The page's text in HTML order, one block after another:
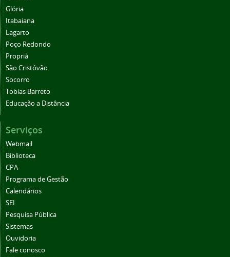
Glória
Itabaiana
Lagarto
Poço Redondo
Propriá
São Cristóvão
Socorro
Tobias Barreto
Educação a Distância
Serviços
Webmail
Biblioteca
CPA
Programa de Gestão
Calendários
SEI
Pesquisa Pública
Sistemas
Ouvidoria
Fale conosco